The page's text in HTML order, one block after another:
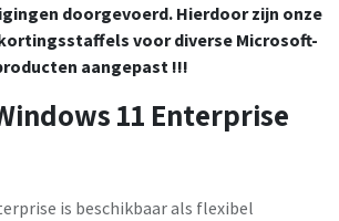
doorgevoerd. Hierdoor zijn onze
voor diverse Microsoft-
aangepast !!!
11 Enterprise
is beschikbaar als flexibel